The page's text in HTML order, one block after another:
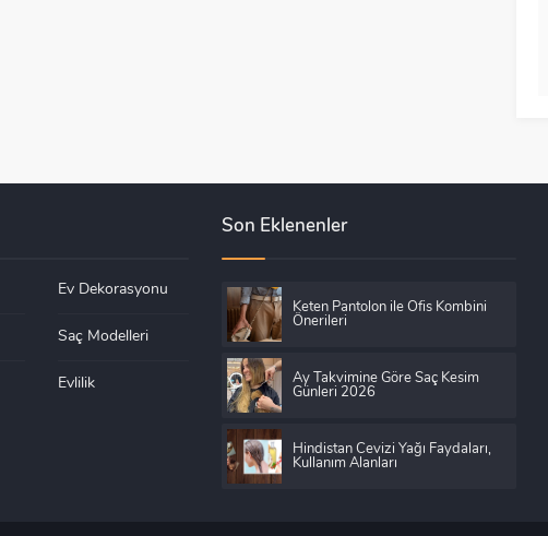
Ev Dekorasyonu
Saç Modelleri
Evlilik
Son Eklenenler
Keten Pantolon ile Ofis Kombini
Önerileri
Ay Takvimine Göre Saç Kesim
Günleri 2026
Hindistan Cevizi Yağı Faydaları,
Kullanım Alanları